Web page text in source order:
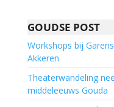
GOUDSE POST
Workshops bij
Akkeren
Theaterwandeling
middeleeuws Gouda